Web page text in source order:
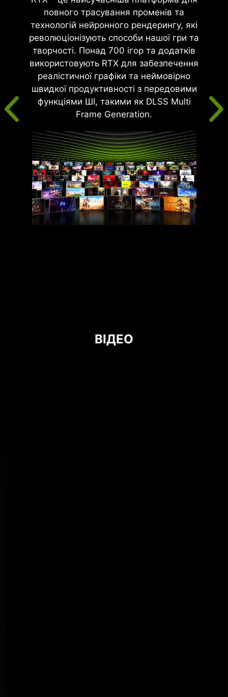
повного трасування променів та
технологій нейронного рендерингу, які
революціонізують способи нашої гри та
творчості. Понад 700 ігор та додатків
використовують RTX для забезпечення
реалістичної графіки та неймовірно
швидкої продуктивності з передовими
функціями ШІ, такими як DLSS Multi
Frame Generation.
ВІДЕО